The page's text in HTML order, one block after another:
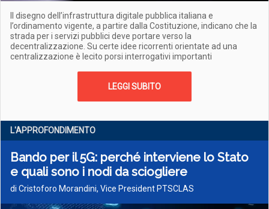
Il disegno dell’infrastruttura digitale pubblica italiana e
l’ordinamento vigente, a partire dalla Costituzione, indicano che la
strada per i servizi pubblici deve portare verso la
decentralizzazione. Su certe idee ricorrenti orientate ad una
centralizzazione è lecito porsi interrogativi importanti
LEGGI SUBITO
L'APPROFONDIMENTO
Bando per il 5G: perché interviene lo Stato
e quali sono i nodi da sciogliere
di Cristoforo Morandini, Vice President PTSCLAS